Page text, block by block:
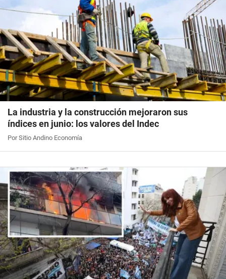
La industria y la construcción mejoraron sus
índices en junio: los valores del Indec
Por Sitio Andino Economía